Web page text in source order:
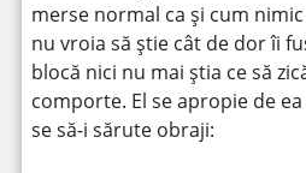
merse normal ca și cum
nu vroia să știe cât de dor îi
blocă nici nu mai știa ce să
comporte. El se apropie de
se să-i sărute obraji: